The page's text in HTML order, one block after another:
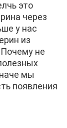
это
через
у нас
из
не
мы
появления